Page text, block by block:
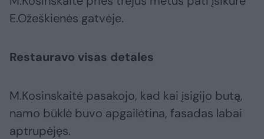
E.Ožeškienės gatvėje.
Restauravo visas detales
M.Kosinskaitė pasakojo, kad kai įsigijo butą,
namo būklė buvo apgailėtina, fasadas labai
aptrupėjęs.